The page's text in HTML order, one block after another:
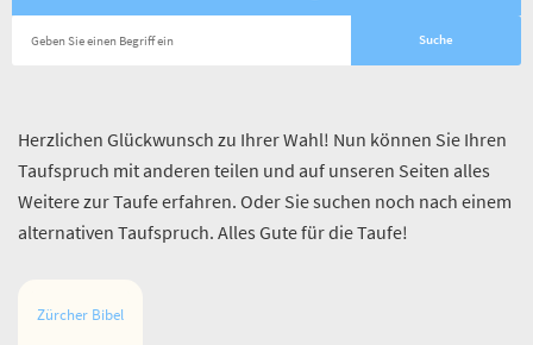
Herzlichen Glückwunsch zu Ihrer Wahl! Nun können Sie Ihren
Taufspruch mit anderen teilen und auf unseren Seiten alles
Weitere zur Taufe erfahren. Oder Sie suchen noch nach einem
alternativen Taufspruch. Alles Gute für die Taufe!
Zürcher Bibel